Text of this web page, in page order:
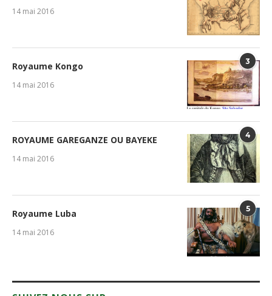
14 mai 2016
3
Royaume Kongo
14 mai 2016
4
ROYAUME GAREGANZE OU BAYEKE
14 mai 2016
5
Royaume Luba
14 mai 2016